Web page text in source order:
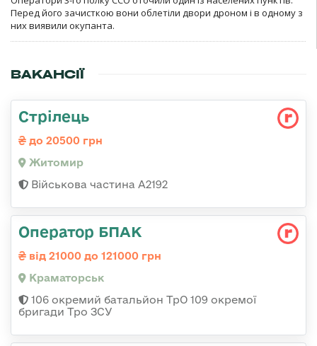
Перед його зачисткою вони облетіли двори дроном і в одному з
них виявили окупанта.
ВАКАНСІЇ
Стрілець
до 20500 грн
Житомир
Військова частина А2192
Оператор БПАК
від 21000 до 121000 грн
Краматорськ
106 окремий батальйон ТрО 109 окремої
бригади Тро ЗСУ